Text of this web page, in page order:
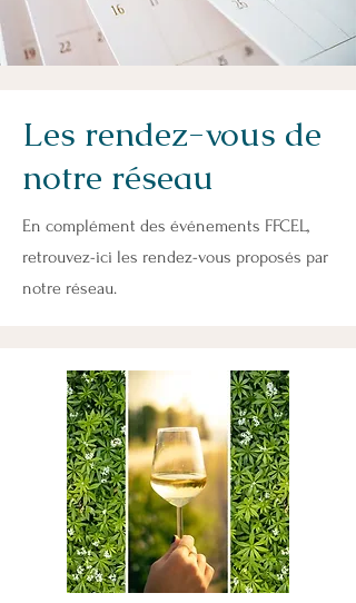
Les rendez-vous de
notre réseau
En complément des événements FFCEL,
retrouvez-ici les rendez-vous proposés par
notre réseau.